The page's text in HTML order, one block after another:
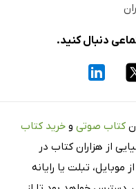
دنبال کنید.
کتاب صوتی و خرید کتاب
از هزاران کتاب در
موبایل، تبلت یا رایانه